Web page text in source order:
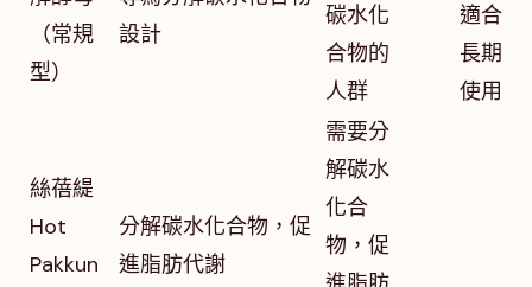
（常規
型）
設計
碳水化
合物的
人群
適合
長期
使用
絲蓓緹
Hot
Pakkun
分解碳水化合物，促
進脂肪代謝
需要分
解碳水
化合
物，促